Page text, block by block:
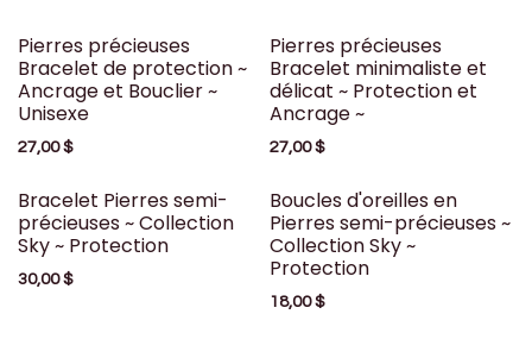
Pierres précieuses
Bracelet de protection ~
Ancrage et Bouclier ~
Unisexe
27,00$
Pierres précieuses
Bracelet minimaliste et
délicat ~ Protection et
Ancrage ~
27,00$
Bracelet Pierres semi-
précieuses ~ Collection
Sky ~ Protection
30,00$
Boucles d'oreilles en
Pierres semi-précieuses ~
Collection Sky ~
Protection
18,00$